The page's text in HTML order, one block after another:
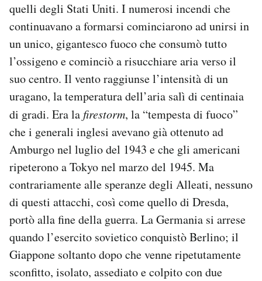
quelli degli Stati Uniti. I numerosi incendi che
continuavano a formarsi cominciarono ad unirsi in
un unico, gigantesco fuoco che consumò tutto
l’ossigeno e cominciò a risucchiare aria verso il
suo centro. Il vento raggiunse l’intensità di un
uragano, la temperatura dell’aria salì di centinaia
di gradi. Era la firestorm, la “tempesta di fuoco”
che i generali inglesi avevano già ottenuto ad
Amburgo nel luglio del 1943 e che gli americani
ripeterono a Tokyo nel marzo del 1945. Ma
contrariamente alle speranze degli Alleati, nessuno
di questi attacchi, così come quello di Dresda,
portò alla fine della guerra. La Germania si arrese
quando l’esercito sovietico conquistò Berlino; il
Giappone soltanto dopo che venne ripetutamente
sconfitto, isolato, assediato e colpito con due